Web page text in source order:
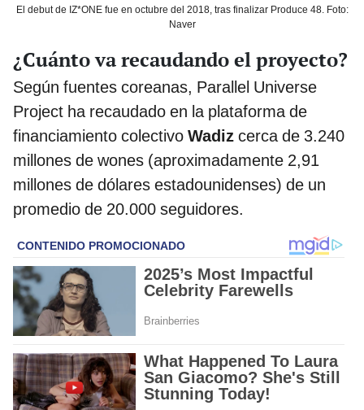
El debut de IZ*ONE fue en octubre del 2018, tras finalizar Produce 48. Foto:
Naver
¿Cuánto va recaudando el proyecto?
Según fuentes coreanas, Parallel Universe
Project ha recaudado en la plataforma de
financiamiento colectivo Wadiz cerca de 3.240
millones de wones (aproximadamente 2,91
millones de dólares estadounidenses) de un
promedio de 20.000 seguidores.